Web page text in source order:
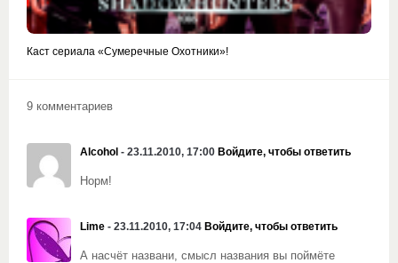
Каст сериала «Сумеречные Охотники»!
9 комментариев
Alcohol - 23.11.2010, 17:00 Войдите, чтобы ответить
Норм!
Lime - 23.11.2010, 17:04 Войдите, чтобы ответить
А насчёт названи, смысл названия вы поймёте